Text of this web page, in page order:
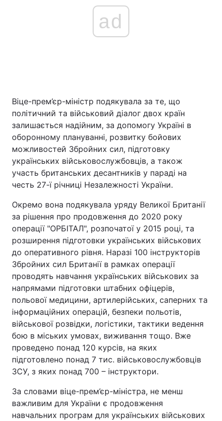
ad
Віце-прем’єр-міністр подякувала за те, що
політичний та військовий діалог двох країн
залишається надійним, за допомогу Україні в
оборонному плануванні, розвитку бойових
можливостей Збройних сил, підготовку
українських військовослужбовців, а також
участь британських десантників у параді на
честь 27-ї річниці Незалежності України.
Окремо вона подякувала уряду Великої Британії
за рішення про продовження до 2020 року
операції "ОРБІТАЛ", розпочатої у 2015 році, та
розширення підготовки українських військових
до оперативного рівня. Наразі 100 інструкторів
Збройних сил Британії в рамках операції
проводять навчання українських військових за
напрямами підготовки штабних офіцерів,
польової медицини, артилерійських, саперних та
інформаційних операцій, безпеки польотів,
військової розвідки, логістики, тактики ведення
бою в міських умовах, виживання тощо. Вже
проведено понад 120 курсів, на яких
підготовлено понад 7 тис. військовослужбовців
ЗСУ, з яких понад 700 – інструктори.
За словами віце-прем’єр-міністра, не менш
важливим для України є продовження
навчальних програм для українських військових